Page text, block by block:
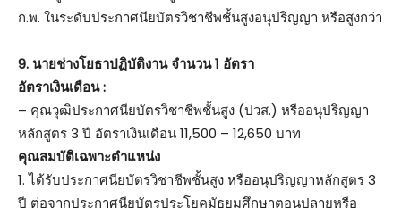
ก.พ. ในระดับประกาศนียบัตรวิชาชีพชั้นสูงอนุปริญญา หรือสูงกว่า
9. นายช่างโยธาปฏิบัติงาน จำนวน 1 อัตรา
อัตราเงินเดือน :
– คุณวุฒิประกาศนียบัตรวิชาชีพชั้นสูง (ปวส.) หรืออนุปริญญา
หลักสูตร 3 ปี อัตราเงินเดือน 11,500 – 12,650 บาท
คุณสมบัติเฉพาะตำแหน่ง
1. ได้รับประกาศนียบัตรวิชาชีพชั้นสูง หรืออนุปริญญาหลักสูตร 3
ปี ต่อจากประกาศนียบัตรประโยคมัธยมศึกษาตอนปลายหรือ